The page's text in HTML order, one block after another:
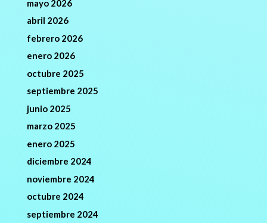
mayo 2026
abril 2026
febrero 2026
enero 2026
octubre 2025
septiembre 2025
junio 2025
marzo 2025
enero 2025
diciembre 2024
noviembre 2024
octubre 2024
septiembre 2024